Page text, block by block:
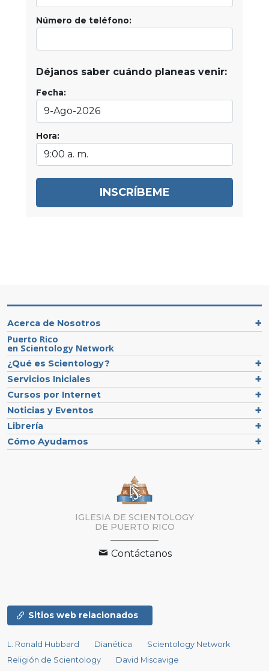
Número de teléfono:
Déjanos saber cuándo planeas venir:
Fecha:
Hora:
INSCRÍBEME
Acerca de Nosotros
Puerto Rico
en Scientology Network
¿Qué es Scientology?
Servicios Iniciales
Cursos por Internet
Noticias y Eventos
Librería
Cómo Ayudamos
IGLESIA DE SCIENTOLOGY
DE PUERTO RICO
Contáctanos
Sitios web relacionados
L. Ronald Hubbard Dianética
Scientology Network
Religión de Scientology
David Miscavige